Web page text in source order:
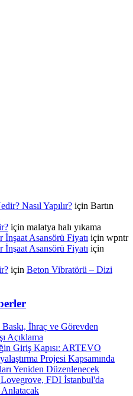
Nasıl Yapılır? için Bartın
için malatya halı yıkama
İnşaat Asansörü Fiyatı için wpntr
İnşaat Asansörü Fiyatı için
için Beton Vibratörü – Dizi
İhraç ve Görevden
Açıklama
Giriş Kapısı: ARTEVO
Projesi Kapsamında
Yeniden Düzenlenecek
Lovegrove, FDI İstanbul'da
Anlatacak